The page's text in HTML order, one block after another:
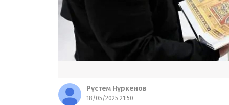
Рүстем Нүркенов
18/05/2025 21:50